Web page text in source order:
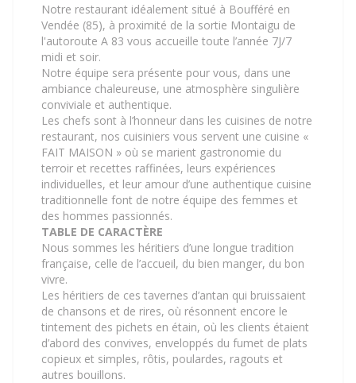
Notre restaurant idéalement situé à Boufféré en
Vendée (85), à proximité de la sortie Montaigu de
l'autoroute A 83 vous accueille toute l’année 7J/7
midi et soir.
Notre équipe sera présente pour vous, dans une
ambiance chaleureuse, une atmosphère singulière
conviviale et authentique.
Les chefs sont à l’honneur dans les cuisines de notre
restaurant, nos cuisiniers vous servent une cuisine «
FAIT MAISON » où se marient gastronomie du
terroir et recettes raffinées, leurs expériences
individuelles, et leur amour d’une authentique cuisine
traditionnelle font de notre équipe des femmes et
des hommes passionnés.
TABLE DE CARACTÈRE
Nous sommes les héritiers d’une longue tradition
française, celle de l’accueil, du bien manger, du bon
vivre.
Les héritiers de ces tavernes d’antan qui bruissaient
de chansons et de rires, où résonnent encore le
tintement des pichets en étain, où les clients étaient
d’abord des convives, enveloppés du fumet de plats
copieux et simples, rôtis, poulardes, ragouts et
autres bouillons.